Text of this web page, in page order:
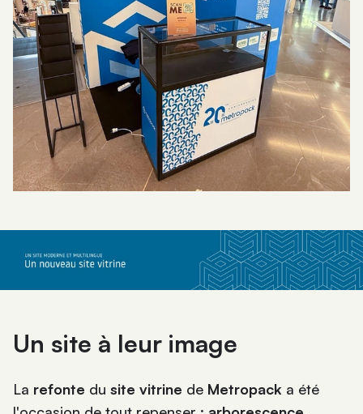
Un site à leur image
La refonte du site vitrine de Metropack a été